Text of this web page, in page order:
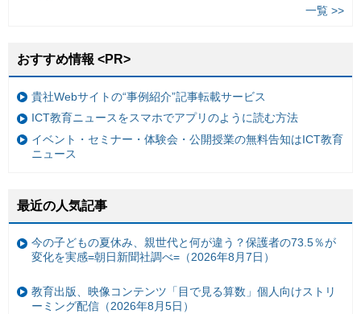
一覧 >>
おすすめ情報 <PR>
貴社Webサイトの“事例紹介”記事転載サービス
ICT教育ニュースをスマホでアプリのように読む方法
イベント・セミナー・体験会・公開授業の無料告知はICT教育
ニュース
最近の人気記事
今の子どもの夏休み、親世代と何が違う？保護者の73.5％が
変化を実感=朝日新聞社調べ=（2026年8月7日）
教育出版、映像コンテンツ「目で見る算数」個人向けストリ
ーミング配信（2026年8月5日）